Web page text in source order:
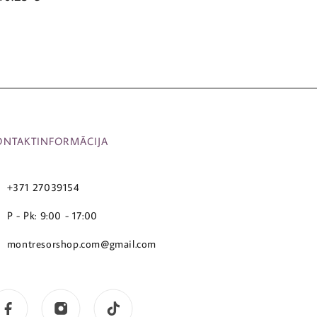
+371 27039154
P - Pk: 9:00 - 17:00
montresorshop.com@gmail.com